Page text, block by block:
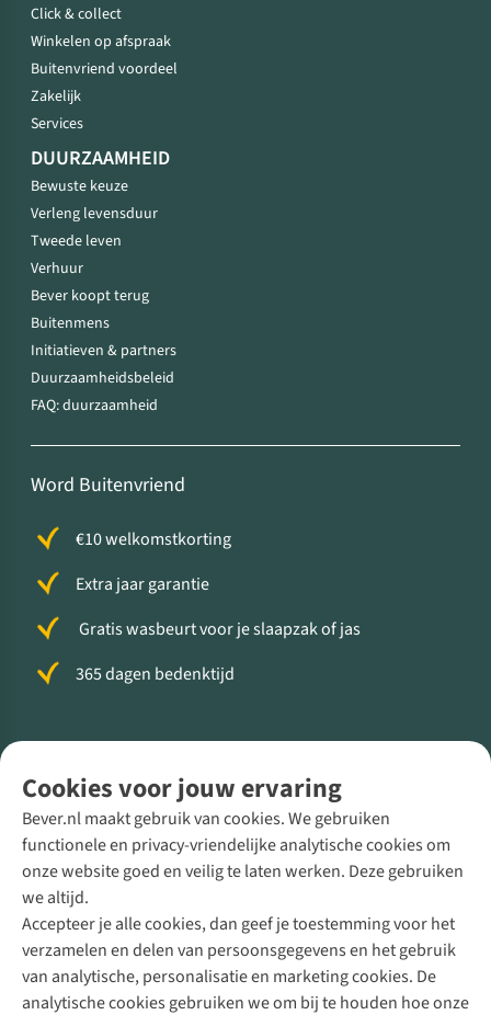
Cookies voor jouw ervaring
Bever.nl maakt gebruik van cookies. We gebruiken
functionele en privacy-vriendelijke analytische cookies om
onze website goed en veilig te laten werken. Deze gebruiken
we altijd.
Accepteer je alle cookies, dan geef je toestemming voor het
verzamelen en delen van persoonsgegevens en het gebruik
van analytische, personalisatie en marketing cookies. De
analytische cookies gebruiken we om bij te houden hoe onze
Click & collect
Winkelen op afspraak
Buitenvriend voordeel
Zakelijk
Services
DUURZAAMHEID
Bewuste keuze
Verleng levensduur
Tweede leven
Verhuur
Bever koopt terug
Buitenmens
Initiatieven & partners
Duurzaamheidsbeleid
FAQ: duurzaamheid
Word Buitenvriend
€10 welkomstkorting
Extra jaar garantie
Gratis wasbeurt voor je slaapzak of jas
365 dagen bedenktijd
Direct advies van een Buitenexpert
+31 (0)85 888 50 88
+31 6 12 28 49 80
Contactformulier